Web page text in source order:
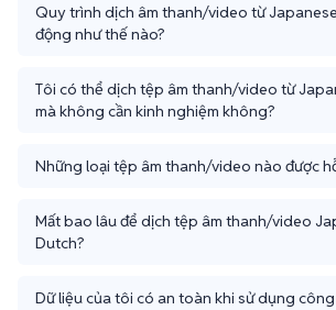
Quy trình dịch âm thanh/video từ
động như thế nào?
Tôi có thể dịch tệp âm thanh/video từ
mà không cần kinh nghiệm không?
Những loại tệp âm thanh/video nào được
Mất bao lâu để dịch tệp âm thanh/video
Dutch?
Dữ liệu của tôi có an toàn khi sử dụng